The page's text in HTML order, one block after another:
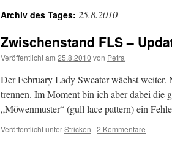
Archiv des Tages: 25.8.2010
Zwischenstand FLS –
Veröffentlicht am 25.8.2010 von Petra
Der February Lady Sweater wächst
trennen. Im Moment bin ich aber dabei
„Möwenmuster“ (gull lace pattern) ein
Veröffentlicht unterStricken | 2 Kommentare